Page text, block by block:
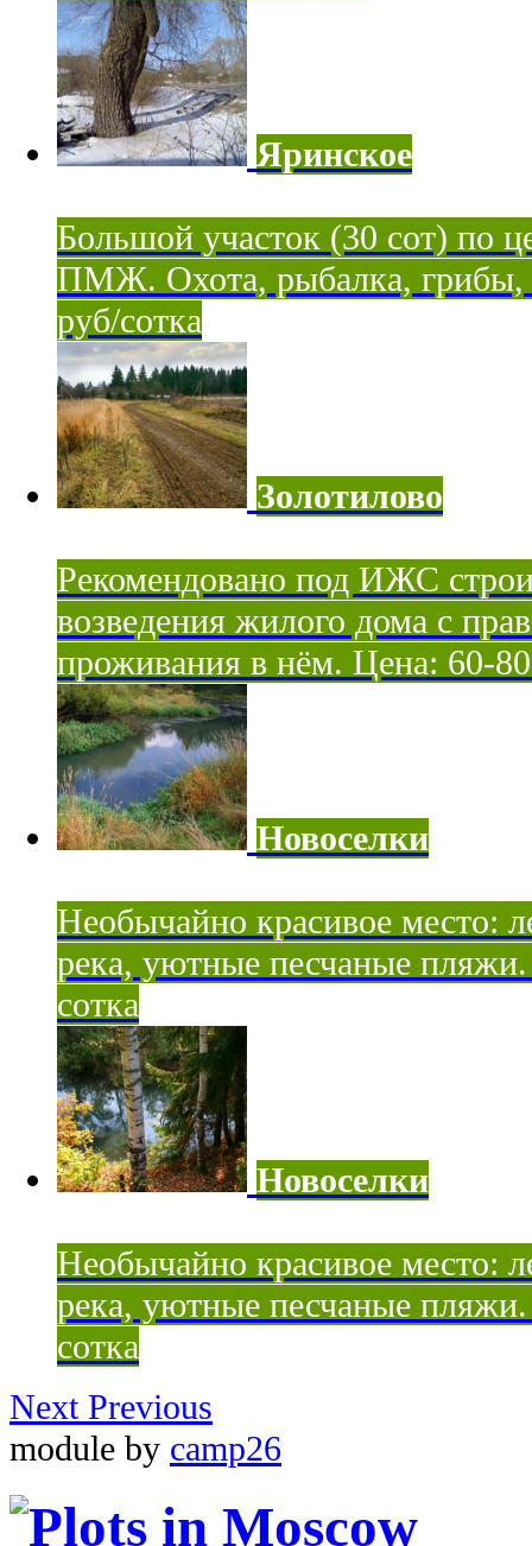
Яринское
Большой участок (30 сот) по
ПМЖ. Охота, рыбалка, грибы,
руб/сотка
Золотилово
Рекомендовано под ИЖС
возведения жилого дома с
проживания в нём. Цена: 60-80
Новоселки
Необычайно красивое место:
река, уютные песчаные
сотка
Новоселки
Необычайно красивое место:
река, уютные песчаные
сотка
Next Previous
module by camp26